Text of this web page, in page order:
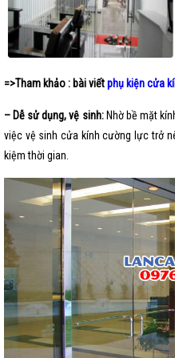
=>Tham khảo : bài viếtphụ kiện cửa
– Dễ sử dụng, vệ sinh:Nhờ bề mặt
việc vệ sinh cửa kính cường lực trở
kiệm thời gian.